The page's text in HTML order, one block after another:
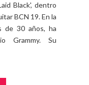
Black', dentro
BCN 19. En la
de 30 años, ha
Grammy. Su